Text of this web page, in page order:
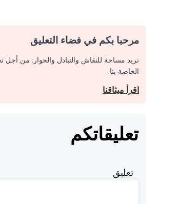
مرحبا بكم في فضاء التعليق
نريد مساحة للنقاش والتبادل والحوار. من أجل
الخاصة بنا.
اقرأ ميثاقنا
تعليقاتكم
تعليق